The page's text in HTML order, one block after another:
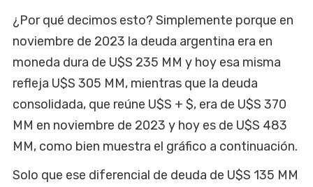
¿Por qué decimos esto? Simplemente porque en
noviembre de 2023 la deuda argentina era en
moneda dura de U$S 235 MM y hoy esa misma
refleja U$S 305 MM, mientras que la deuda
consolidada, que reúne U$S + $, era de U$S 370
MM en noviembre de 2023 y hoy es de U$S 483
MM, como bien muestra el gráfico a continuación.
Solo que ese diferencial de deuda de U$S 135 MM